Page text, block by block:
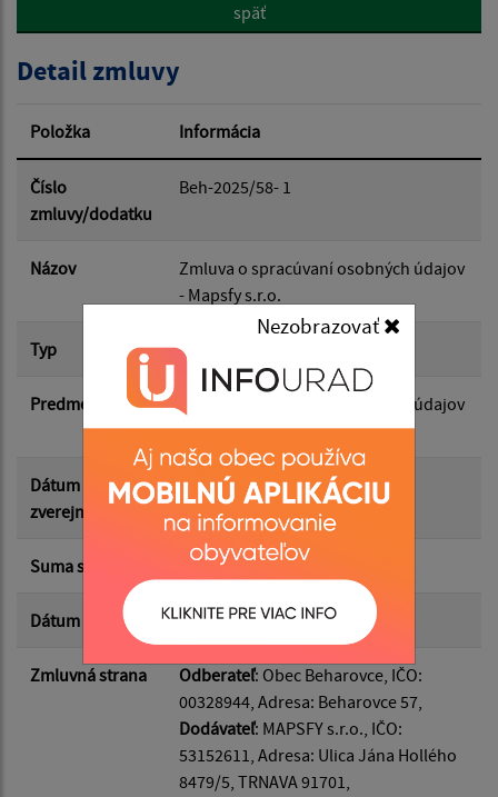
Nezobrazovať
Hľadať v:
Dátum od:
Dátum do:
Suma od:
Suma do:
Typ:
Filtrovať Reset
späť
Detail zmluvy
Položka Informácia
Číslo
zmluvy/dodatku
Beh-2025/58- 1
Názov
Zmluva o spracúvaní osobných údajov
- Mapsfy s.r.o.
Typ Hlavná zmluva
Predmet
Zmluva o spracúvaní osobných údajov
- Mapsfy s.r.o.
Dátum
zverejnenia
14.05.2025
Suma s DPH* 0.00 €
Dátum uzavretia 14.05.2025
Zmluvná strana Odberateľ: Obec Beharovce, IČO:
00328944, Adresa: Beharovce 57,
Dodávateľ: MAPSFY s.r.o., IČO:
53152611, Adresa: Ulica Jána Hollého
8479/5, TRNAVA 91701,